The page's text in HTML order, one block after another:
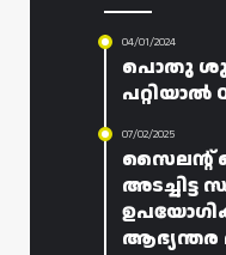
04/01/2024
പൊതു
പറ്റിയാൽ
07/02/2025
സൈലന്റ്
അടച്ചിട്ട
ആഭ്യന്തര